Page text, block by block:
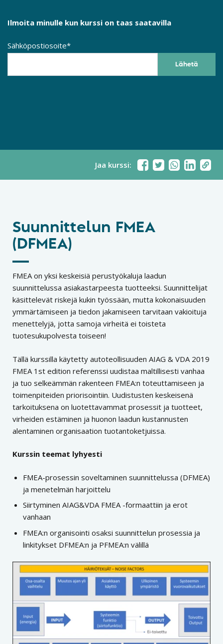
Ilmoita minulle kun kurssi on taas saatavilla
Sähköpostiosoite*
Jaa kurssi:
Suunnittelun FMEA
(DFMEA)
FMEA on yksi keskeisiä perustyökaluja laadun
suunnittelussa asiakastarpeesta tuotteeksi. Suunnittelijat
käsittelevät riskejä kukin työssään, mutta kokonaisuuden
ymmärtämiseen ja tiedon jakamiseen tarvitaan vakioituja
menettelyjä, jotta samoja virheitä ei toisteta
tuotesukupolvesta toiseen!
Tällä kurssilla käytetty autoteollisuuden AIAG & VDA 2019
FMEA 1st edition referenssi uudistaa maltillisesti vanhaa
ja tuo selkeämmän rakenteen FMEA:n toteuttamiseen ja
toimenpiteiden priorisointiin. Uudistusten keskeisenä
tarkoituksena on luotettavammat prosessit ja tuotteet,
virheiden estäminen ja huonon laadun kustannusten
alentaminen organisaation tuotantoketjuissa.
Kurssin teemat lyhyesti
FMEA-prosessin soveltaminen suunnittelussa (DFMEA)
ja menetelmän harjoittelu
Siirtyminen AIAG&VDA FMEA -formaattiin ja erot
vanhaan
FMEA:n organisointi osaksi suunnittelun prosessia ja
linkitykset DFMEA:n ja PFMEA:n välillä